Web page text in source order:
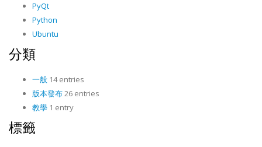
PyQt
Python
Ubuntu
分類
一般 14 entries
版本發布26 entries
教學 1 entry
標籤